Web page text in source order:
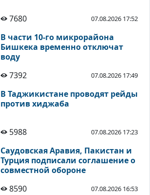
7680 07.08.2026 17:52
В части 10-го микрорайона
Бишкека временно отключат
воду
7392
07.08.2026 17:49
В Таджикистане проводят рейды
против хиджаба
5988 07.08.2026 17:23
Саудовская Аравия, Пакистан и
Турция подписали соглашение о
совместной обороне
8590
07.08.2026 16:53